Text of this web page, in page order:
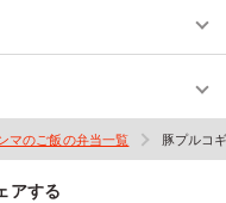
マのご飯の弁当一覧 豚プルコ
アする